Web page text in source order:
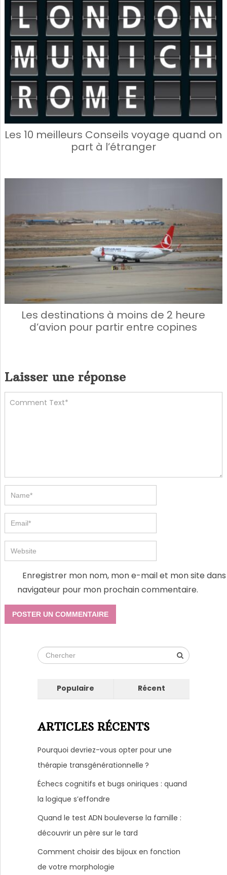
Les 10 meilleurs Conseils voyage quand on
part à l’étranger
Les destinations à moins de 2 heure
d’avion pour partir entre copines
Laisser une réponse
Enregistrer mon nom, mon e-mail et mon site
navigateur pour mon prochain commentaire.
Populaire Récent
ARTICLES RÉCENTS
Pourquoi devriez-vous opter pour une
thérapie transgénérationnelle ?
Échecs cognitifs et bugs oniriques : quand
la logique s’effondre
Quand le test ADN bouleverse la famille :
découvrir un père sur le tard
Comment choisir des bijoux en fonction
de votre morphologie